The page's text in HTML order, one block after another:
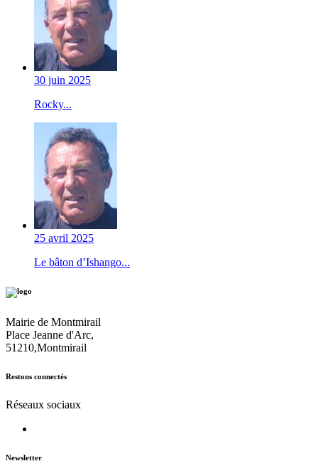
30 juin 2025
Rocky...
25 avril 2025
Le bâton d’Ishango...
Mairie de Montmirail
Place Jeanne d'Arc,
51210,Montmirail
Restons connectés
Réseaux sociaux
Newsletter